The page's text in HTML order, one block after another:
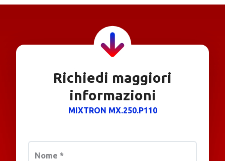
Richiedi maggiori
informazioni
MIXTRON MX.250.P110
Nome *